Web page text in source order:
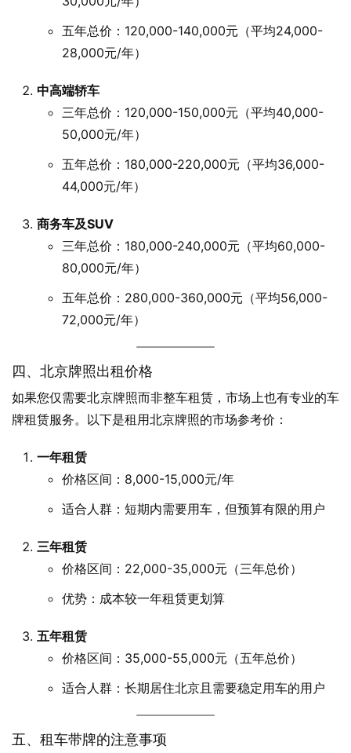
五年总价：120,000-140,000元（平均24,000-
28,000元/年）
中高端轿车
三年总价：120,000-150,000元（平均40,000-
50,000元/年）
五年总价：180,000-220,000元（平均36,000-
44,000元/年）
商务车及SUV
三年总价：180,000-240,000元（平均60,000-
80,000元/年）
五年总价：280,000-360,000元（平均56,000-
72,000元/年）
四、北京牌照出租价格
如果您仅需要北京牌照而非整车租赁，市场上也有专业的车
牌租赁服务。以下是租用北京牌照的市场参考价：
一年租赁
价格区间：8,000-15,000元/年
适合人群：短期内需要用车，但预算有限的用户
三年租赁
价格区间：22,000-35,000元（三年总价）
优势：成本较一年租赁更划算
五年租赁
价格区间：35,000-55,000元（五年总价）
适合人群：长期居住北京且需要稳定用车的用户
五、租车带牌的注意事项